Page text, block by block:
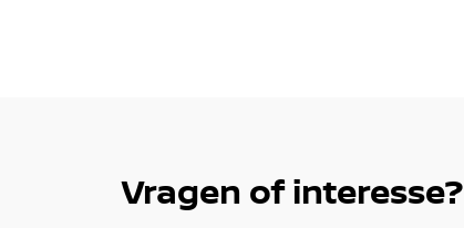
Vragen of interesse?